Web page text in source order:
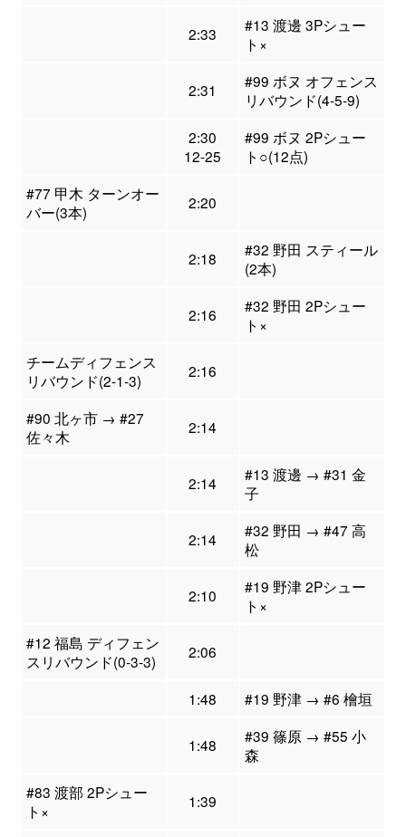
2:33
#13 渡邊 3Pシュー
ト×
2:31
#99 ボヌ オフェンス
リバウンド(4-5-9)
2:30
12-25
#99 ボヌ 2Pシュー
ト○(12点)
#77 甲木 ターンオー
バー(3本)
2:20
2:18
#32 野田 スティール
(2本)
2:16
#32 野田 2Pシュー
ト×
チームディフェンス
リバウンド(2-1-3)
2:16
#90 北ヶ市 → #27
佐々木
2:14
2:14
#13 渡邊 → #31 金
子
2:14
#32 野田 → #47 高
松
2:10
#19 野津 2Pシュー
ト×
#12 福島 ディフェン
スリバウンド(0-3-3)
2:06
1:48 #19 野津 → #6 檜垣
1:48
#39 篠原 → #55 小
森
#83 渡部 2Pシュー
ト×
1:39